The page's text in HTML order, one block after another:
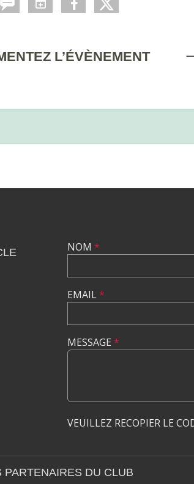
L’ÉVÈNEMENT
NOM *
EMAIL*
MESSAGE *
VEUILLEZ RECOPIER LE
PARTENAIRES DU CLUB